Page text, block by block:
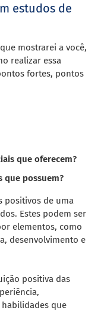
estudos de
mostrarei a você,
realizar essa
fortes, pontos
que oferecem?
que possuem?
positivos de uma
Estes podem ser
elementos, como
desenvolvimento e
positiva das
que